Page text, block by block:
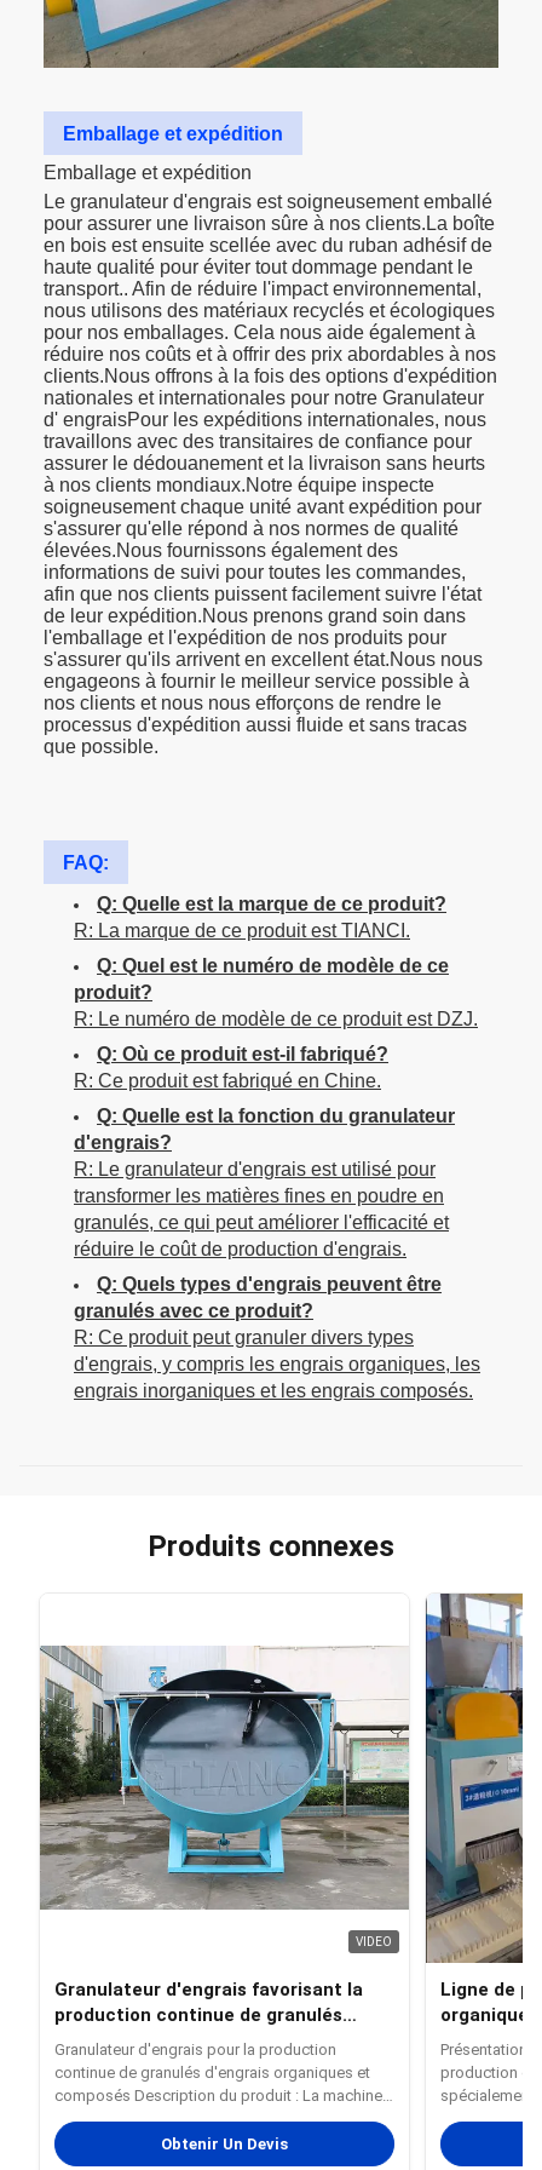
Emballage et expédition
Emballage et expédition
Le granulateur d'engrais est soigneusement emballé
pour assurer une livraison sûre à nos clients.La boîte
en bois est ensuite scellée avec du ruban adhésif de
haute qualité pour éviter tout dommage pendant le
transport.. Afin de réduire l'impact environnemental,
nous utilisons des matériaux recyclés et écologiques
pour nos emballages. Cela nous aide également à
réduire nos coûts et à offrir des prix abordables à nos
clients.Nous offrons à la fois des options d'expédition
nationales et internationales pour notre Granulateur
d' engraisPour les expéditions internationales, nous
travaillons avec des transitaires de confiance pour
assurer le dédouanement et la livraison sans heurts
à nos clients mondiaux.Notre équipe inspecte
soigneusement chaque unité avant expédition pour
s'assurer qu'elle répond à nos normes de qualité
élevées.Nous fournissons également des
informations de suivi pour toutes les commandes,
afin que nos clients puissent facilement suivre l'état
de leur expédition.Nous prenons grand soin dans
l'emballage et l'expédition de nos produits pour
s'assurer qu'ils arrivent en excellent état.Nous nous
engageons à fournir le meilleur service possible à
nos clients et nous nous efforçons de rendre le
processus d'expédition aussi fluide et sans tracas
que possible.
FAQ:
Q: Quelle est la marque de ce produit?
R: La marque de ce produit est TIANCI.
Q: Quel est le numéro de modèle de ce
produit?
R: Le numéro de modèle de ce produit est DZJ.
Q: Où ce produit est-il fabriqué?
R: Ce produit est fabriqué en Chine.
Q: Quelle est la fonction du granulateur
d'engrais?
R: Le granulateur d'engrais est utilisé pour
transformer les matières fines en poudre en
granulés, ce qui peut améliorer l'efficacité et
réduire le coût de production d'engrais.
Q: Quels types d'engrais peuvent être
granulés avec ce produit?
R: Ce produit peut granuler divers types
d'engrais, y compris les engrais organiques, les
engrais inorganiques et les engrais composés.
Produits connexes
VIDEO
Granulateur d'engrais favorisant la
production continue de granulés
d'engrais organiques et composés
Granulateur d'engrais pour la production
continue de granulés d'engrais organiques et
composés Description du produit : La machine
de granulation pour litière pour chats à base de
bentonite et d'amidon de manioc est un
équipement spécialisé et efficace conçu pour la
Obtenir Un Devis
Ligne de
organique
par
Présentation
production
spécialement
diverses
poudre telles
potassium,